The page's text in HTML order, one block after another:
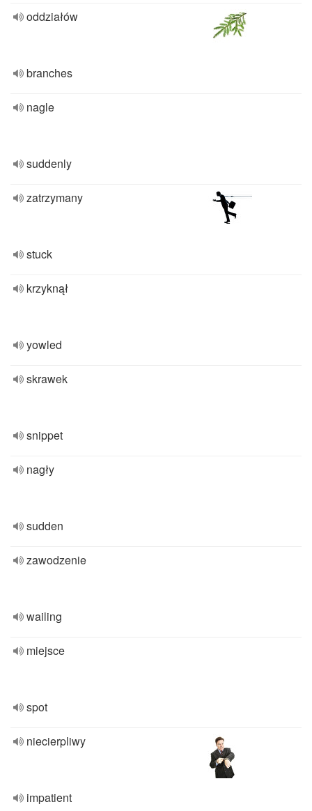
oddziałów
branches
nagle
suddenly
zatrzymany
stuck
krzyknął
yowled
skrawek
snippet
nagły
sudden
zawodzenie
wailing
miejsce
spot
niecierpliwy
impatient